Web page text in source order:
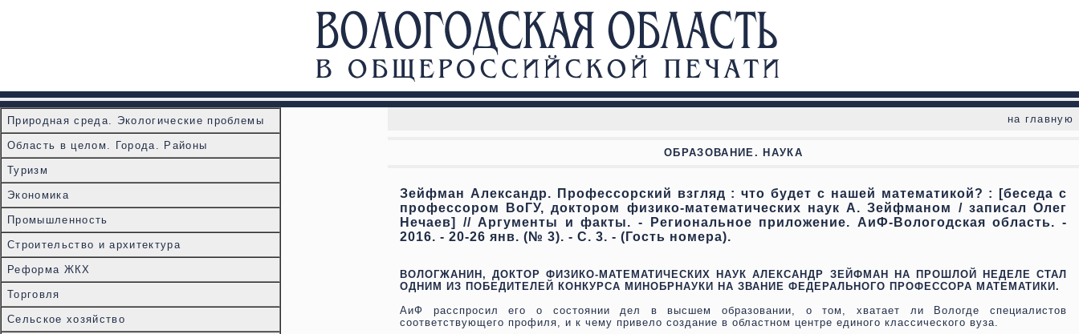
Природная среда. Экологические проблемы
Область в целом. Города. Районы
Туризм
Экономика
Промышленность
Строительство и архитектура
Реформа ЖКХ
Торговля
Сельское хозяйство
на главную
ОБРАЗОВАНИЕ. НАУКА
Зейфман Александр. Профессорский взгляд : что будет с нашей математикой? : [беседа с
профессором ВоГУ, доктором физико-математических наук А. Зейфманом / записал Олег
Нечаев] // Аргументы и факты. - Региональное приложение. АиФ-Вологодская область. -
2016. - 20-26 янв. (№ 3). - С. 3. - (Гость номера).
ВОЛОГЖАНИН, ДОКТОР ФИЗИКО-МАТЕМАТИЧЕСКИХ НАУК АЛЕКСАНДР ЗЕЙФМАН НА ПРОШЛОЙ НЕДЕЛЕ СТАЛ
ОДНИМ ИЗ ПОБЕДИТЕЛЕЙ КОНКУРСА МИНОБРНАУКИ НА ЗВАНИЕ ФЕДЕРАЛЬНОГО ПРОФЕССОРА МАТЕМАТИКИ.
АиФ расспросил его о состоянии дел в высшем образовании, о том, хватает ли Вологде специалистов
соответствующего профиля, и к чему привело создание в областном центре единого классического вуза.